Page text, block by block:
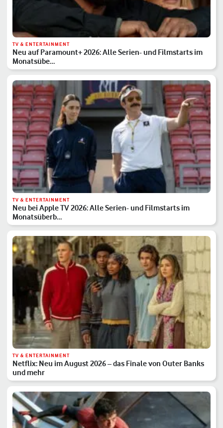
TV & ENTERTAINMENT
Neu auf Paramount+ 2026: Alle Serien- und Filmstarts im
Monatsübe…
TV & ENTERTAINMENT
Neu bei Apple TV 2026: Alle Serien- und Filmstarts im
Monatsüberb…
TV & ENTERTAINMENT
Netflix: Neu im August 2026 – das Finale von Outer Banks
und mehr